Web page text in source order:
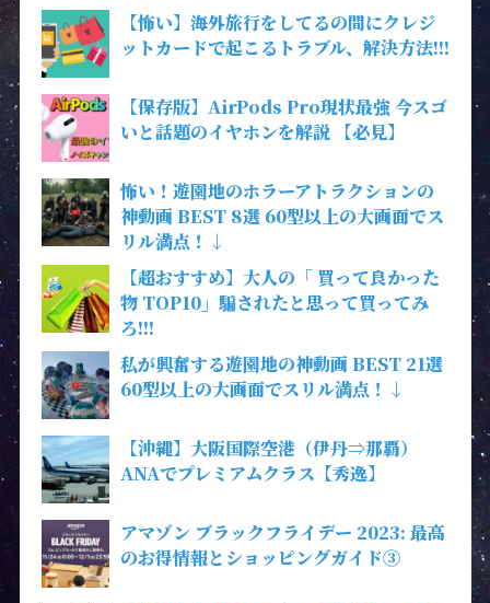
【怖い】海外旅行をしてるの間にクレジ
ットカードで起こるトラブル、解決方法!!!
【保存版】AirPods Pro現状最強 今スゴ
いと話題のイヤホンを解説 【必見】
怖い！遊園地のホラーアトラクションの
神動画 BEST 8選 60型以上の大画面でス
リル満点！↓
【超おすすめ】大人の「 買って良かった
物 TOP10」騙されたと思って買ってみ
ろ!!!
私が興奮する遊園地の神動画 BEST 21選
60型以上の大画面でスリル満点！↓
【沖縄】大阪国際空港（伊丹⇒那覇）
ANAでプレミアムクラス【秀逸】
アマゾン ブラックフライデー 2023: 最高
のお得情報とショッピングガイド③